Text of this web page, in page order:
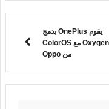
يقوم OnePlus بدمج
OxygenOS مع ColorOS
من Oppo